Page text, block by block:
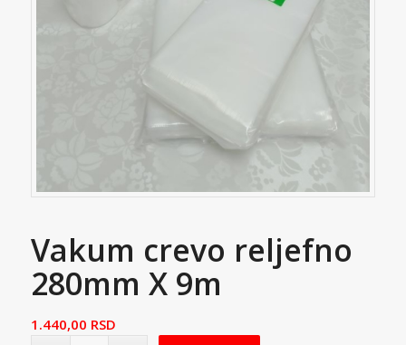
Vakum crevo reljefno
280mm X 9m
1.440,00 RSD